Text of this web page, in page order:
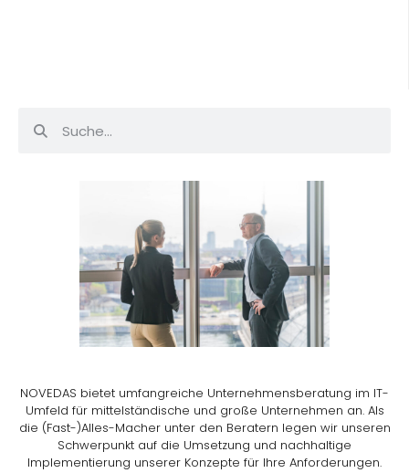
NOVEDAS bietet umfangreiche Unternehmensberatung im IT-
Umfeld für mittelständische und große Unternehmen an. Als
die (Fast-)Alles-Macher unter den Beratern legen wir unseren
Schwerpunkt auf die Umsetzung und nachhaltige
Implementierung unserer Konzepte für Ihre Anforderungen.